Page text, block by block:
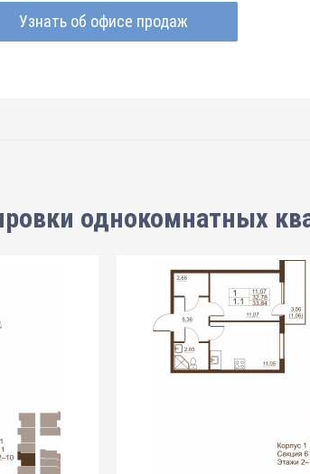
Узнать об офисе продаж
однокомнатных